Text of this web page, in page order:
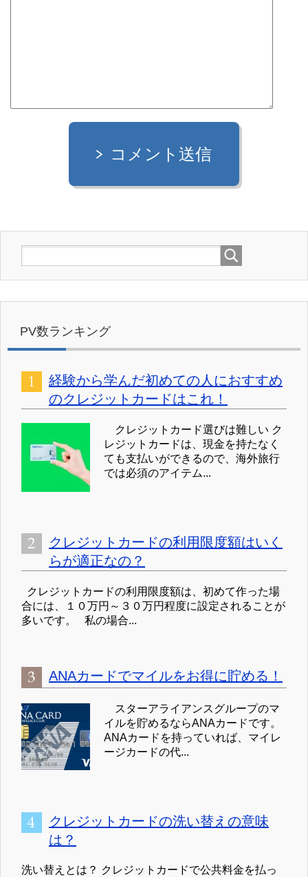
コメント送信
PV数ランキング
経験から学んだ初めての人におすすめ
のクレジットカードはこれ！
クレジットカード選びは難しい ク
レジットカードは、現金を持たなく
ても支払いができるので、海外旅行
では必須のアイテム...
クレジットカードの利用限度額はいく
らが適正なの？
クレジットカードの利用限度額は、初めて作った場
合には、１０万円～３０万円程度に設定されることが
多いです。 私の場合...
ANAカードでマイルをお得に貯める！
スターアライアンスグループのマ
イルを貯めるならANAカードです。
ANAカードを持っていれば、マイレ
ージカードの代...
クレジットカードの洗い替えの意味
は？
洗い替えとは？ クレジットカードで公共料金を払っ